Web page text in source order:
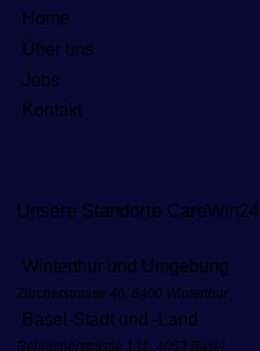
Home
Über uns
Jobs
Kontakt
Unsere Standorte CareWin24
Winterthur und Umgebung
Zürcherstrasse 46, 8400 Winterthur
Basel-Stadt und -Land
Reinacherstrasse 131, 4053 Basel